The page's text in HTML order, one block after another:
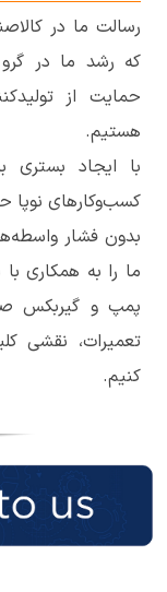
رسالت ما در
که رشد ما در
حمایت از
هستیم.
با ایجاد بستری
کسب‌وکارهای نوپا
بدون فشار
ما را به همکاری
پمپ و گیربکس
تعمیرات، نقشی
کنیم.